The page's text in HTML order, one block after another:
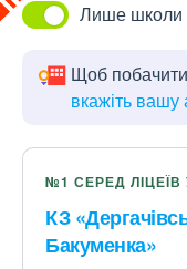
Лише школи
Щоб
вкажіть вашу
№1 СЕРЕД ЛІЦЕЇВ
КЗ
Бакуменка»